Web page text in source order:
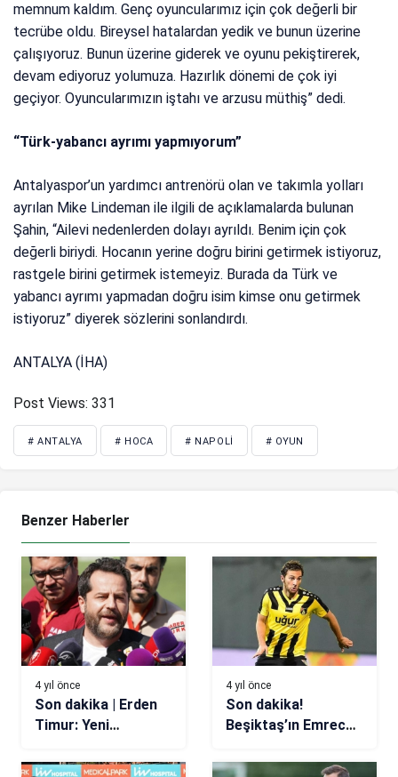
memnum kaldım. Genç oyuncularımız için çok değerli bir
tecrübe oldu. Bireysel hatalardan yedik ve bunun üzerine
çalışıyoruz. Bunun üzerine giderek ve oyunu pekiştirerek,
devam ediyoruz yolumuza. Hazırlık dönemi de çok iyi
geçiyor. Oyuncularımızın iştahı ve arzusu müthiş” dedi.
“Türk-yabancı ayrımı yapmıyorum”
Antalyaspor’un yardımcı antrenörü olan ve takımla yolları
ayrılan Mike Lindeman ile ilgili de açıklamalarda bulunan
Şahin, “Ailevi nedenlerden dolayı ayrıldı. Benim için çok
değerli biriydi. Hocanın yerine doğru birini getirmek istiyoruz,
rastgele birini getirmek istemeyiz. Burada da Türk ve
yabancı ayrımı yapmadan doğru isim kimse onu getirmek
istiyoruz” diyerek sözlerini sonlandırdı.
ANTALYA (İHA)
Post Views: 331
# ANTALYA # HOCA # NAPOLI # OYUN
Benzer Haberler
4 yıl önce
Son dakika | Erden
Timur: Yeni
çarşamba ve
4 yıl önce
Son dakika!
Beşiktaş’ın Emrecan
için resmi açıklama!